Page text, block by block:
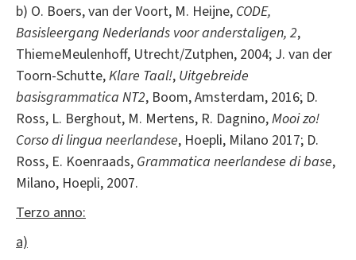
b) O. Boers, van der Voort, M. Heijne, CODE,
Basisleergang Nederlands voor anderstaligen, 2,
ThiemeMeulenhoff, Utrecht/Zutphen, 2004; J. van der
Toorn-Schutte,Klare Taal!, Uitgebreide
basisgrammatica NT2, Boom, Amsterdam, 2016; D.
Ross, L. Berghout, M. Mertens, R. Dagnino,Mooi zo!
Corso di lingua neerlandese, Hoepli, Milano 2017; D.
Ross, E. Koenraads, Grammatica neerlandese di base,
Milano, Hoepli, 2007.
Terzo anno:
a)